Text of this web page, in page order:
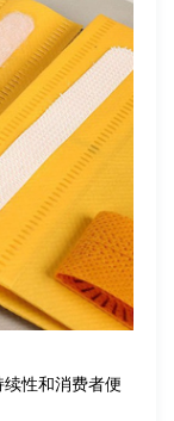
性和消费者便